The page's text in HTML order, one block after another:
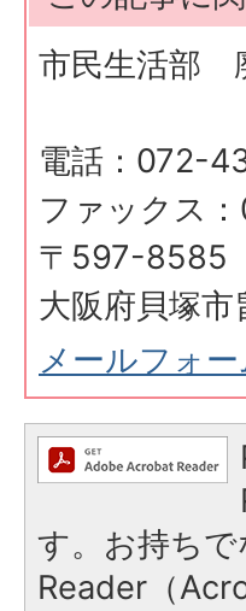
市民生活部
電話：072-
ファックス
〒597-8585
大阪府貝塚
メールフォ
す。お持ち
Reader（